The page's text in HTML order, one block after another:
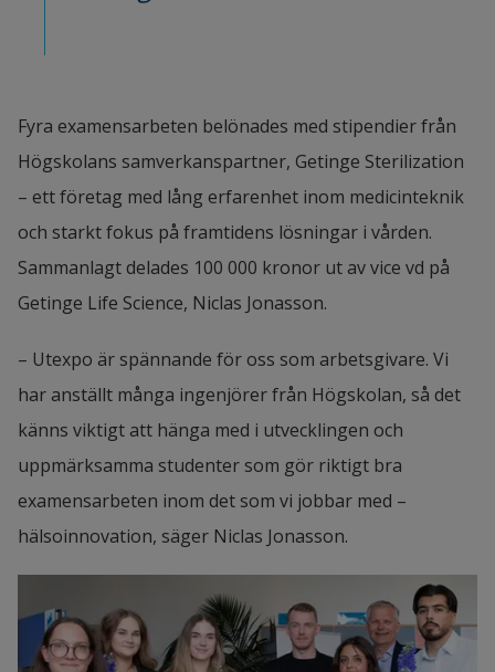
Fyra examensarbeten belönades med stipendier från
Högskolans samverkanspartner, Getinge Sterilization
– ett företag med lång erfarenhet inom medicinteknik
och starkt fokus på framtidens lösningar i vården.
Sammanlagt delades 100 000 kronor ut av vice vd på
Getinge Life Science, Niclas Jonasson.
– Utexpo är spännande för oss som arbetsgivare. Vi
har anställt många ingenjörer från Högskolan, så det
känns viktigt att hänga med i utvecklingen och
uppmärksamma studenter som gör riktigt bra
examensarbeten inom det som vi jobbar med –
hälsoinnovation, säger Niclas Jonasson.